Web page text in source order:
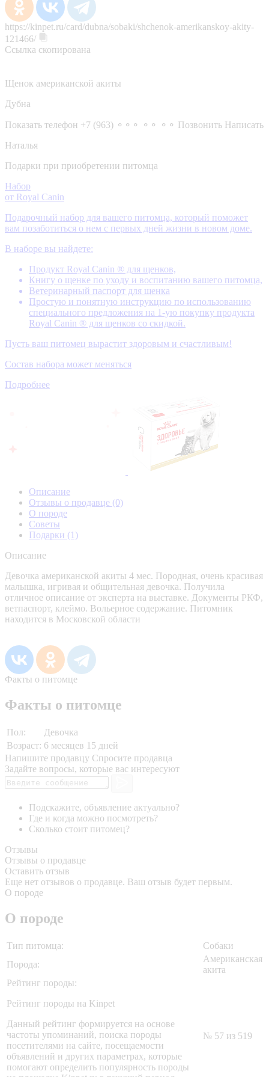
https://kinpet.ru/card/dubna/sobaki/shchenok-amerikanskoy-akity-
121466/
Ссылка скопирована
Щенок американской акиты
Дубна
Показать телефон +7 (963) ⚬⚬⚬ ⚬⚬ ⚬⚬ Позвонить Написать
Наталья
Подарки при приобретении питомца
Набор
от Royal Canin
Подарочный набор для вашего питомца, который поможет
вам позаботиться о нем с первых дней жизни в новом доме.
В наборе вы найдете:
Продукт Royal Canin ® для щенков,
Книгу о щенке по уходу и воспитанию вашего питомца,
Ветеринарный паспорт для щенка
Простую и понятную инструкцию по использованию
специального предложения на 1-ую покупку продукта
Royal Canin ® для щенков со скидкой.
Пусть ваш питомец вырастит здоровым и счастливым!
Состав набора может меняться
Подробнее
Описание
Отзывы о продавце (0)
О породе
Советы
Подарки (1)
Описание
Девочка американской акиты 4 мес. Породная, очень красивая
малышка, игривая и общительная девочка. Получила
отличное описание от эксперта на выставке. Документы РКФ,
ветпаспорт, клеймо. Вольерное содержание. Питомник
находится в Московской области
Факты о питомце
Факты о питомце
Пол:
Девочка
Возраст: 6 месяцев 15 дней
Напишите продавцу Спросите продавца
Задайте вопросы, которые вас интересуют
Подскажите, объявление актуально?
Где и когда можно посмотреть?
Сколько стоит питомец?
Отзывы
Отзывы о продавце
Оставить отзыв
Еще нет отзывов о продавце. Ваш отзыв будет первым.
О породе
О породе
Тип питомца:
Собаки
Порода:
Американская
акита
Рейтинг породы:
Рейтинг породы на Kinpet
Данный рейтинг формируется на основе
частоты упоминаний, поиска породы
посетителями на сайте, посещаемости
объявлений и других параметрах, которые
помогают определить популярность породы
№ 57 из 519